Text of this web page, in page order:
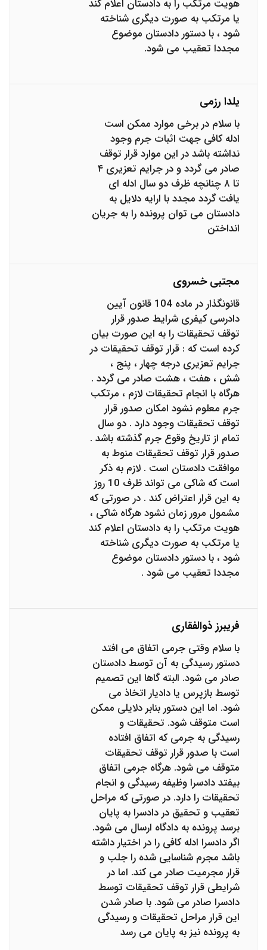
هویت مرتکب را به دادستان اعلام کند
یا مرتکب به صورت دیگری شناخته
شود ، با دستور دادستان موضوع
مجددا تعقیب می شود.
یلدا رزمی
با سلام در برخی موارد ممکن است
ادله کافی جهت اثبات جرم وجود
نداشته باشد در این موارد قرار توقف
صادر می گردد و در جرایم تعزیری ۴
تا ۸ چنانچه ظرف دو سال ادله ای
یافت گردد مجدد با ارایه دلایل به
دادستان می توان پرونده را به جریان
انداختن
مجتبی خسروی
قانونگذار در ماده 104 قانون آیین
دادرسی کیفری شرایط صدور قرار
توقف تحقیقات را به این صورت بیان
کرده است که : قرار توقف تحقیقات در
جرایم تعزیری درجه چهار ، پنج ،
شش ، هفت ، هشت صادر می گردد .
هرگاه با انجام تحقیقات لازم ، مرتکب
جرم معلوم نشود امکان صدور قرار
توقف تحقیقات وجود دارد . دو سال
تمام از تاریخ وقوع جرم گذشته باشد .
صدور قرار توقف تحقیقات منوط به
موافقت دادستان است . لازم به ذکر
است که شاکی می تواند ظرف 10 روز
به این قرار اعتراض کند . در صورتی که
مشمول مرور زمان نشود هرگاه شاکی ،
هویت مرتکب را به دادستان اعلام کند
یا مرتکب به صورت دیگری شناخته
شود ، با دستور دادستان موضوع
مجددا تعقیب می شود .
فریبرز ذوالفقاری
با سلام وقتی جرمی اتفاق می افتد
دستور رسیدگی به آن توسط دادستان
صادر می شود. البته گاها این تصمیم
توسط بازپرس یا دادیار اتخاذ می
شود. اما این دستور بنابر دلایلی ممکن
است متوقف شود. تحقیقات و
رسیدگی به جرمی که اتفاق افتاده
است با صدور قرار توقف تحقیقات
متوقف می شود. هرگاه جرمی اتفاق
بیفتد دادسرا وظیفه رسیدگی و انجام
تحقیقات را دارد. در صورتی که مراحل
تعقیب و تحقیق در دادسرا به پایان
برسد پرونده به دادگاه ارسال می شود.
اگر دادسرا ادله کافی را در اختیار داشته
باشد مجرم شناسایی شده را جلب و
قرار مجرمیت صادر می کند. اما در
شرایطی قرار توقف تحقیقات توسط
دادسرا صادر می شود. با صادر شدن
این قرار مراحل تحقیقات و رسیدگی
به پرونده نیز به پایان می رسد